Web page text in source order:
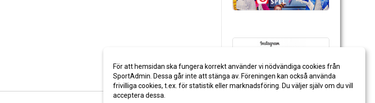
För att hemsidan ska fungera korrekt använder vi nödvändiga cookies från
SportAdmin. Dessa går inte att stänga av. Föreningen kan också använda
frivilliga cookies, t.ex. för statistik eller marknadsföring. Du väljer själv om du vill
acceptera dessa.